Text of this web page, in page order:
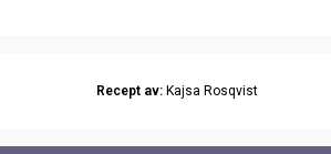
Recept av: Kajsa Rosqvist